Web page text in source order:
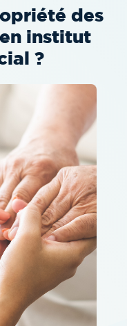
des
institut
?